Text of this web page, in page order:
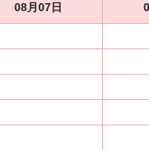
08月07日